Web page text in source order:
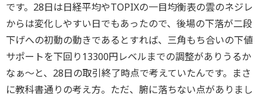
です。28日は日経平均やTOPIXの一目均衡表の雲のネジレ
からは変化しやすい日でもあったので、後場の下落が二段
下げへの初動の動きであるとすれば、三角もち合いの下値
サポートを下回り13300円レベルまでの調整がありうるか
なぁ～と、28日の取引終了時点で考えていたんです。まさ
に教科書通りの考え方。ただ、腑に落ちない点がありまし